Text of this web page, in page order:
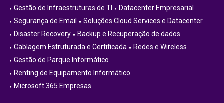
Gestão de Infraestruturas de TI
Datacenter Empresarial
Segurança de Email
Soluções Cloud Services e Datacenter
Disaster Recovery
Backup e Recuperação de dados
Cablagem Estruturada e Certificada
Redes e Wireless
Gestão de Parque Informático
Renting de Equipamento Informático
Microsoft 365 Empresas